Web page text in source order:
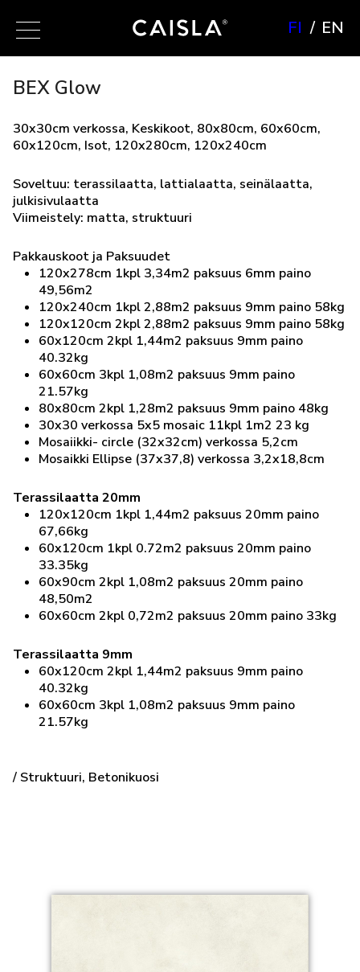
FI EN
BEX Glow
30x30cm verkossa, Keskikoot, 80x80cm, 60x60cm,
60x120cm, Isot, 120x280cm, 120x240cm
Soveltuu: terassilaatta, lattialaatta, seinälaatta,
julkisivulaatta
Viimeistely: matta, struktuuri
Pakkauskoot ja Paksuudet
120x278cm 1kpl 3,34m2 paksuus 6mm paino
49,56m2
120x240cm 1kpl 2,88m2 paksuus 9mm paino 58kg
120x120cm 2kpl 2,88m2 paksuus 9mm paino 58kg
60x120cm 2kpl 1,44m2 paksuus 9mm paino
40.32kg
60x60cm 3kpl 1,08m2 paksuus 9mm paino
21.57kg
80x80cm 2kpl 1,28m2 paksuus 9mm paino 48kg
30x30 verkossa 5x5 mosaic 11kpl 1m2 23 kg
Mosaiikki- circle (32x32cm) verkossa 5,2cm
Mosaikki Ellipse (37x37,8) verkossa 3,2x18,8cm
Terassilaatta 20mm
120x120cm 1kpl 1,44m2 paksuus 20mm paino
67,66kg
60x120cm 1kpl 0.72m2 paksuus 20mm paino
33.35kg
60x90cm 2kpl 1,08m2 paksuus 20mm paino
48,50m2
60x60cm 2kpl 0,72m2 paksuus 20mm paino 33kg
Terassilaatta 9mm
60x120cm 2kpl 1,44m2 paksuus 9mm paino
40.32kg
60x60cm 3kpl 1,08m2 paksuus 9mm paino
21.57kg
/ Struktuuri, Betonikuosi